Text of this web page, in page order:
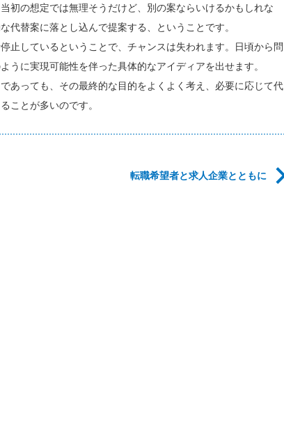
初の想定では無理そうだけど、別の案ならいけるかもしれな
代替案に落とし込んで提案する、ということです。
止しているということで、チャンスは失われます。日頃から問
うに実現可能性を伴った具体的なアイディアを出せます。
あっても、その最終的な目的をよくよく考え、必要に応じて代
ことが多いのです。
転職希望者と求人企業とともに